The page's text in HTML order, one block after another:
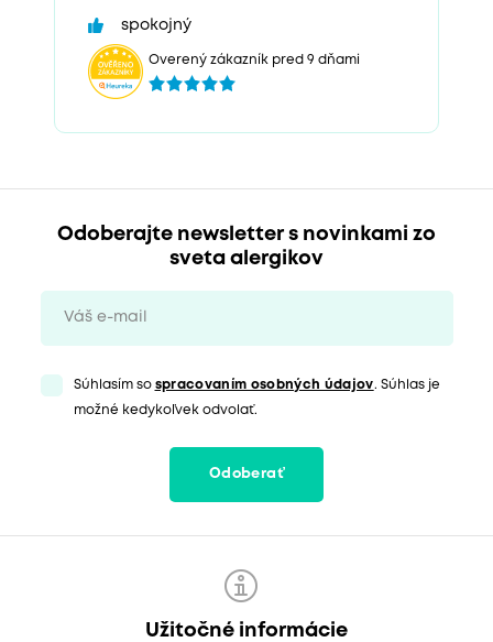
spokojný
Overený zákazník pred 9 dňami
Odoberajte newsletter s novinkami zo
sveta alergikov
Súhlasím so spracovaním osobných údajov. Súhlas je
možné kedykoľvek odvolať.
Odoberať
Užitočné informácie